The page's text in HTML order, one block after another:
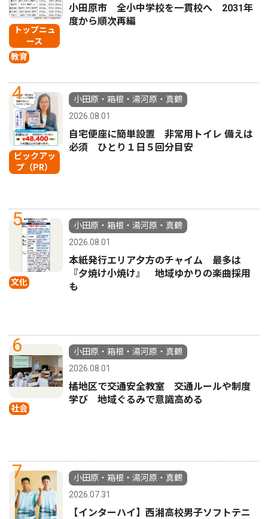
トップニュ
ース
教育
小田原市 全小中学校を一貫校へ 2031年
度から順次再編
4
ピックアッ
プ（PR）
小田原・箱根・湯河原・真鶴
2026.08.01
自宅便座に簡単設置 非常用トイレ 備えは
必須 ひとり１日５回分目安
5
文化
小田原・箱根・湯河原・真鶴
2026.08.01
本紙発行エリア夕方のチャイム 最多は
『夕焼け小焼け』 地域ゆかりの楽曲採用
も
6
社会
小田原・箱根・湯河原・真鶴
2026.08.01
橘地区で交通安全教室 交通ルールや制度
学び 地域ぐるみで意識高める
7
小田原・箱根・湯河原・真鶴
2026.07.31
【インターハイ】西湘高校男子ソフトテニ